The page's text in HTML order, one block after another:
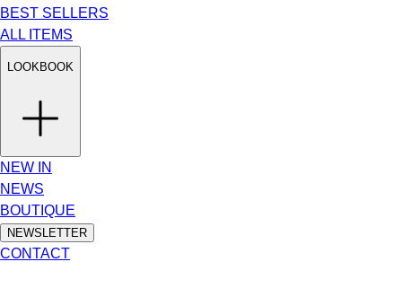
BEST SELLERS
ALL ITEMS
LOOKBOOK
NEW IN
NEWS
BOUTIQUE
NEWSLETTER
CONTACT